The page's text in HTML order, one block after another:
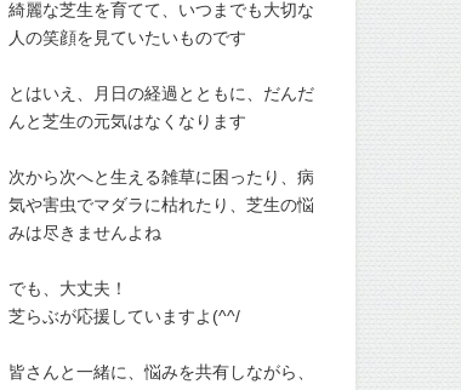
綺麗な芝生を育てて、いつまでも大切な
人の笑顔を見ていたいものです
とはいえ、月日の経過とともに、だんだ
んと芝生の元気はなくなります
次から次へと生える雑草に困ったり、病
気や害虫でマダラに枯れたり、芝生の悩
みは尽きませんよね
でも、大丈夫！
芝らぶが応援していますよ(^^/
皆さんと一緒に、悩みを共有しながら、